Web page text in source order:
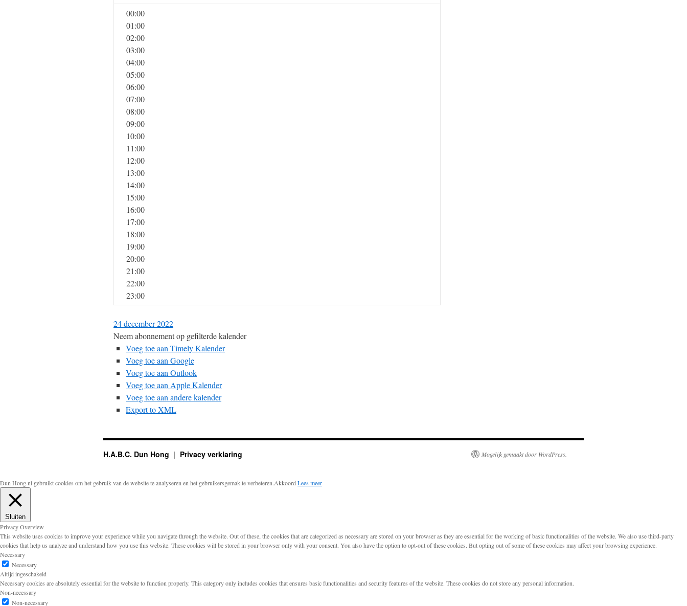
00:00
01:00
02:00
03:00
04:00
05:00
06:00
07:00
08:00
09:00
10:00
11:00
12:00
13:00
14:00
15:00
16:00
17:00
18:00
19:00
20:00
21:00
22:00
23:00
24 december 2022
Neem abonnement op gefilterde kalender
Voeg toe aan Timely Kalender
Voeg toe aan Google
Voeg toe aan Outlook
Voeg toe aan Apple Kalender
Voeg toe aan andere kalender
Export to XML
H.A.B.C. Dun Hong Privacy verklaring Mogelijk gemaakt door WordPress.
Dun Hong.nl gebruikt cookies om het gebruik van de website te analyseren en het gebruikersgemak te verbeteren.Akkoord Lees meer
Sluiten
Privacy Overview
This website uses cookies to improve your experience while you navigate through the website. Out of these, the cookies that are categorized as necessary are stored on your browser as they are essential for the working of basic functionalities of the website. We also use third-party
cookies that help us analyze and understand how you use this website. These cookies will be stored in your browser only with your consent. You also have the option to opt-out of these cookies. But opting out of some of these cookies may affect your browsing experience.
Necessary
Necessary
Altijd ingeschakeld
Necessary cookies are absolutely essential for the website to function properly. This category only includes cookies that ensures basic functionalities and security features of the website. These cookies do not store any personal information.
Non-necessary
Non-necessary